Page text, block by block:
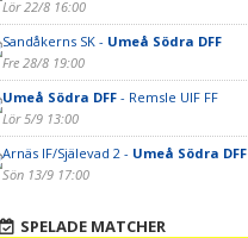
Lör 22/8 16:00
Sandåkerns SK - Umeå Södra DFF
Fre 28/8 19:00
Umeå Södra DFF- Remsle UIF FF
Lör 5/9 13:00
Arnäs IF/Själevad 2 - Umeå Södra DFF
Sön 13/9 17:00
SPELADE MATCHER